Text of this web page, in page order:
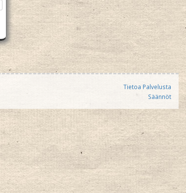
Tietoa Palvelusta
Säännöt